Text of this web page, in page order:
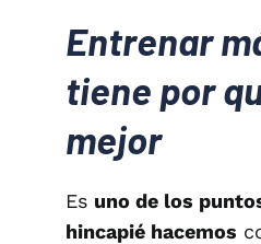
Entrenar
tiene por
mejor
Es uno de los
hincapié hacemos